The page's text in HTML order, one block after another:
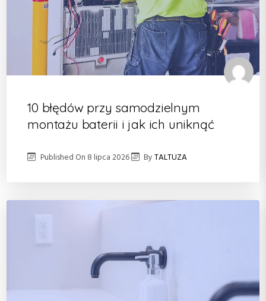
10 błędów przy samodzielnym
montażu baterii i jak ich uniknąć
Published On 8 lipca 2026 ByTALTUZA